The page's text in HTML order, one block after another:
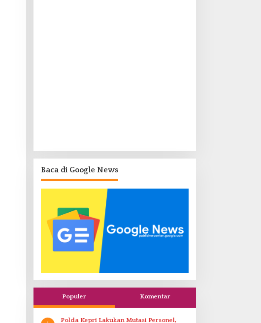
Baca di Google News
Populer Komentar
Polda Kepri Lakukan Mutasi Personel,